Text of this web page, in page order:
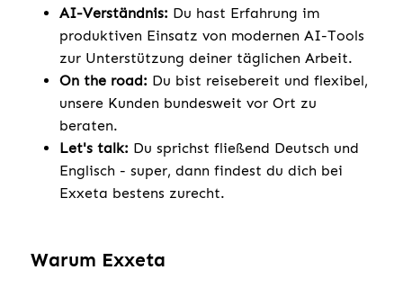
AI-Verständnis: Du hast Erfahrung im
produktiven Einsatz von modernen AI-Tools
zur Unterstützung deiner täglichen Arbeit.
On the road: Du bist reisebereit und flexibel,
unsere Kunden bundesweit vor Ort zu
beraten.
Let's talk: Du sprichst fließend Deutsch und
Englisch - super, dann findest du dich bei
Exxeta bestens zurecht.
Warum Exxeta